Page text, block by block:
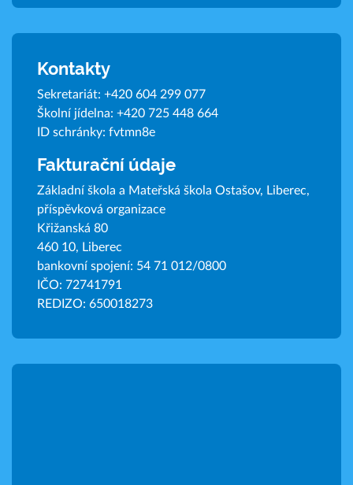
Kontakty
Sekretariát: +420 604 299 077
Školní jídelna: +420 725 448 664
ID schránky: fvtmn8e
Fakturační údaje
Základní škola a Mateřská škola Ostašov, Liberec,
příspěvková organizace
Křižanská 80
460 10, Liberec
bankovní spojení: 54 71 012/0800
IČO: 72741791
REDIZO: 650018273